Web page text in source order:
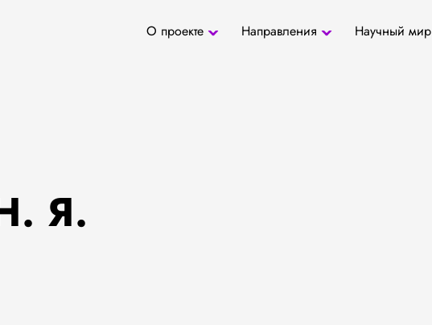
О проекте
Направления
Научный мир
Я.